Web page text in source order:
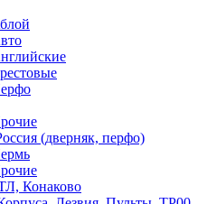
(дверняк, перфо)
Конаково